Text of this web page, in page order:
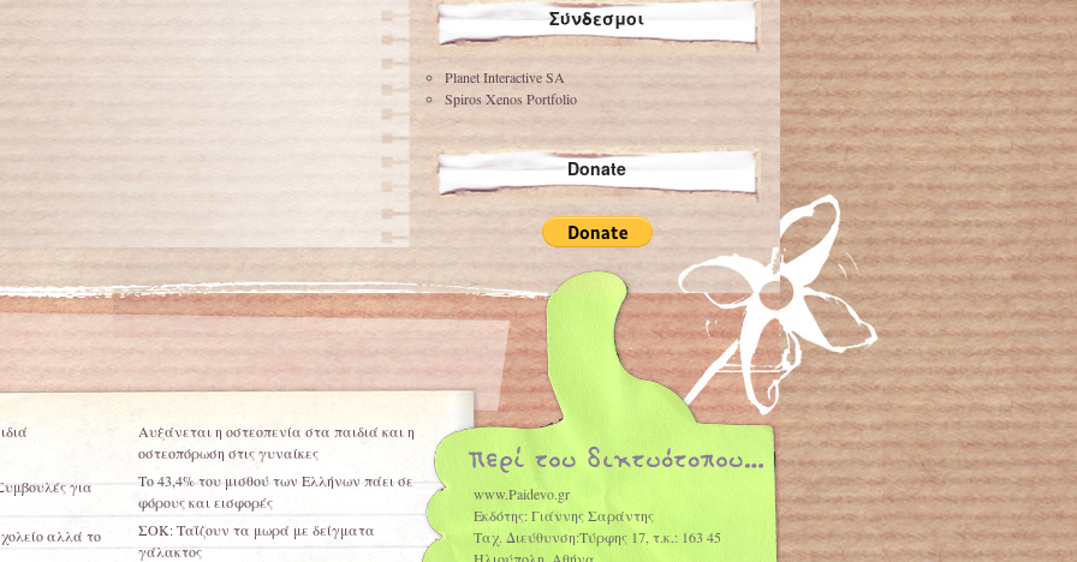
Σύνδεσμοι
Planet Interactive SA
Spiros Xenos Portfolio
Donate
για
αλλά το
Αυξάνεται η οστεοπενία στα παιδιά και η
οστεοπόρωση στις γυναίκες
Το 43,4% του μισθού των Ελλήνων πάει σε
φόρους και εισφορές
ΣΟΚ: Ταΐζουν τα μωρά με δείγματα
γάλακτος
www.Paidevo.gr
Εκδότης: Γιάννης Σαράντης
Ταχ. Διεύθυνση:Τύρφης 17, τ.κ.: 163 45